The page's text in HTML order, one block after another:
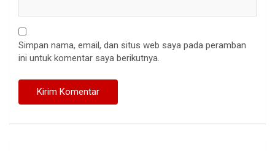
Simpan nama, email, dan situs web saya pada peramban
ini untuk komentar saya berikutnya.